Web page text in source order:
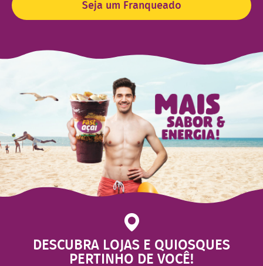
Seja um Franqueado
DESCUBRA LOJAS E QUIOSQUES
PERTINHO DE VOCÊ!